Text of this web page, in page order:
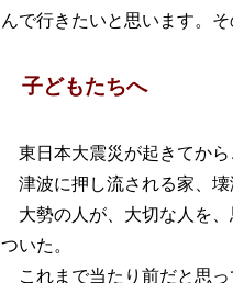
んで行きたいと思います。
子どもたちへ
東日本大震災が起きてから
津波に押し流される家、壊
大勢の人が、大切な人を、
ついた。
これまで当たり前だと思っ